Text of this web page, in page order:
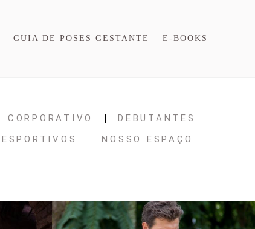
GUIA DE POSES GESTANTE E-BOOKS
CORPORATIVO
DEBUTANTES
NOSSO ESPAÇO